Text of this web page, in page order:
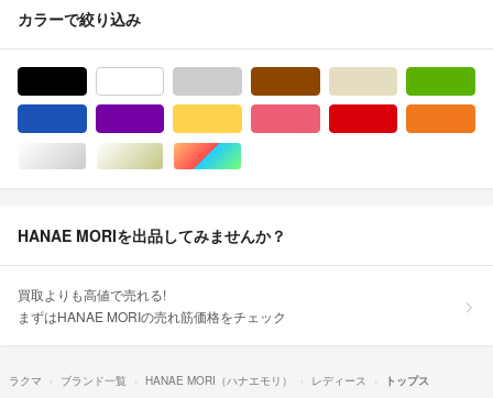
カラーで絞り込み
シルバー/銀色系ゴールド/金色系マルチカラー
HANAE MORIを出品してみませんか？
買取よりも高値で売れる!
まずはHANAE MORIの売れ筋価格をチェック
ラクマ ブランド一覧 HANAE MORI（ハナエモリ） レディース
トップス